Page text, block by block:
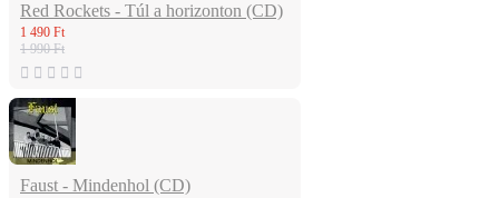
Red Rockets - Túl a horizonton (CD)
1 490 Ft
1 990 Ft
Faust - Mindenhol (CD)